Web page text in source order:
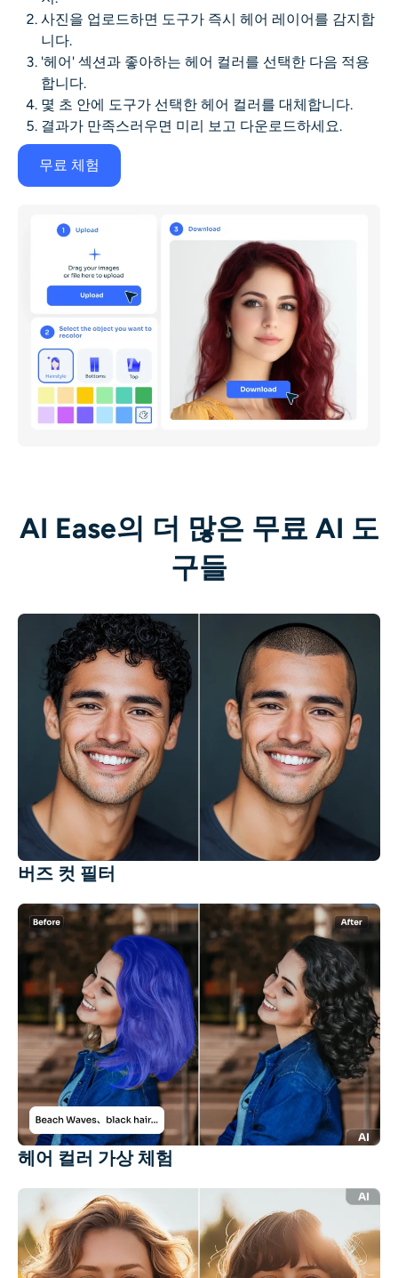
사진을 업로드하면 도구가 즉시 헤어 레이어를 감지합
니다.
'헤어' 섹션과 좋아하는 헤어 컬러를 선택한 다음 적용
합니다.
몇 초 안에 도구가 선택한 헤어 컬러를 대체합니다.
결과가 만족스러우면 미리 보고 다운로드하세요.
무료 체험
AI Ease의 더 많은 무료 AI 도
구들
버즈 컷 필터
헤어 컬러 가상 체험